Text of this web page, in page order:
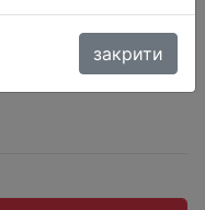
закрити